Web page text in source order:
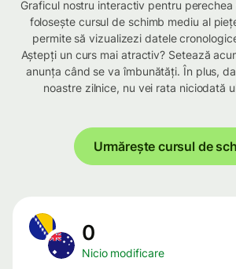
Graficul nostru interactiv pentru perechea
folosește cursul de schimb mediu al
permite să vizualizezi datele
Aștepți un curs mai atractiv? Setează
anunța când se va îmbunătăți. În plus,
noastre zilnice, nu vei rata niciodată
Urmărește cursul de
0
Nicio modificare